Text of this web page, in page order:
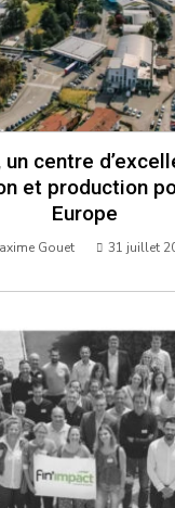
un centre
et production
Europe
Gouet 31 juillet